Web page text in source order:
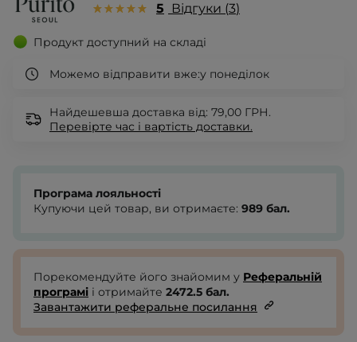
5 Відгуки 3
Продукт доступний на складі
Можемо відправити вже:у понеділок
Найдешевша доставка від: 79,00 ГРН.
Перевірте час і вартість доставки.
Програма лояльності
Купуючи цей товар, ви отримаєте: 989 бал.
Порекомендуйте його знайомим у Реферальній
програмі і отримайте 2472.5 бал.
Завантажити реферальне посилання